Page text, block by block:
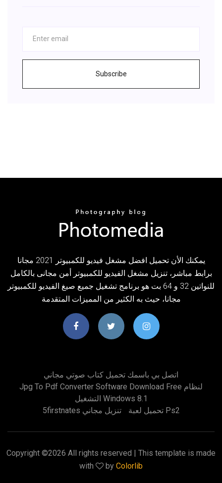
Subscribe
يمكنك الأن تحميل افضل مشغل فيديو للكمبيوتر 2021 مجانا
برابط مباشر، تنزيل مشغل الفيديو للكمبيوتر أمن مجانى بالكامل
للنواتين 32 و 64 بت هو برنامج تشغيل جميع صيغ الفيديو للكمبيوتر
مجانا، حيث به الكثير من المميزات المتقدمة
اتصل بي باسمك تحميل كتاب صوتي مجاني
Jpg To Pdf Converter Software Download Free لنظام
التشغيل Windows 8.1
5firstnates تنزيل مجاني
تحميل لعبة Ps2
Copyright ©2026 All rights reserved | This template is made
with
by Colorlib